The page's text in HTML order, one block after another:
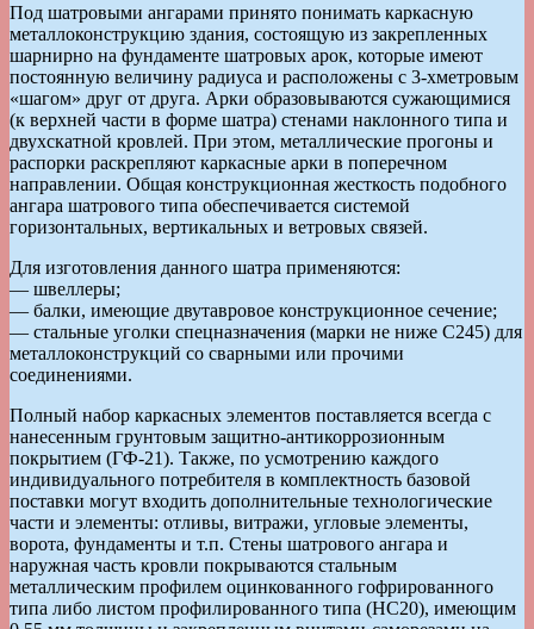
Под шатровыми ангарами принято понимать каркасную
металлоконструкцию здания, состоящую из закрепленных
шарнирно на фундаменте шатровых арок, которые имеют
постоянную величину радиуса и расположены с 3-хметровым
«шагом» друг от друга. Арки образовываются сужающимися
(к верхней части в форме шатра) стенами наклонного типа и
двухскатной кровлей. При этом, металлические прогоны и
распорки раскрепляют каркасные арки в поперечном
направлении. Общая конструкционная жесткость подобного
ангара шатрового типа обеспечивается системой
горизонтальных, вертикальных и ветровых связей.
Для изготовления данного шатра применяются:
— швеллеры;
— балки, имеющие двутавровое конструкционное сечение;
— стальные уголки спецназначения (марки не ниже С245) для
металлоконструкций со сварными или прочими
соединениями.
Полный набор каркасных элементов поставляется всегда с
нанесенным грунтовым защитно-антикоррозионным
покрытием (ГФ-21). Также, по усмотрению каждого
индивидуального потребителя в комплектность базовой
поставки могут входить дополнительные технологические
части и элементы: отливы, витражи, угловые элементы,
ворота, фундаменты и т.п. Стены шатрового ангара и
наружная часть кровли покрываются стальным
металлическим профилем оцинкованного гофрированного
типа либо листом профилированного типа (НС20), имеющим